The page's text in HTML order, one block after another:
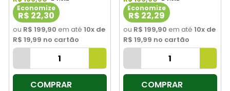
Economize
R$ 22,30
ou R$ 199,90 em até 10x de
R$ 19,99 no cartão
COMPRAR
Economize
R$ 22,29
ou R$ 199,90 em até 10x de
R$ 19,99 no cartão
COMPRAR